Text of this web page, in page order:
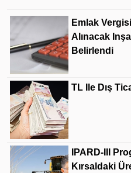
Emlak
Alınacak
Belirlendi
TL Ile Dış
IPARD-III
Kırsaldaki